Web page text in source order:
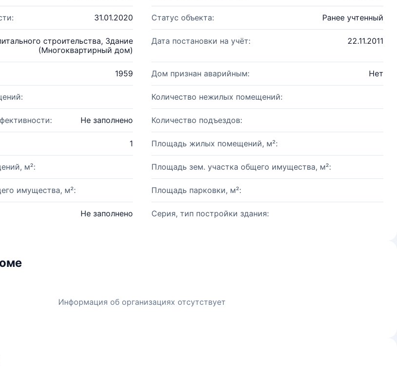
31.01.2020 Статус объекта: Ранее учтенный
строительства, Здание
(Многоквартирный дом)
Дата постановки на учёт: 22.11.2011
1959 Дом признан аварийным: Нет
Количество нежилых помещений:
Не заполнено Количество подъездов:
1 Площадь жилых помещений, м²:
м²: Площадь зем. участка общего имущества, м²:
имущества, м²: Площадь парковки, м²:
Не заполнено Серия, тип постройки здания:
Информация об организациях отсутствует